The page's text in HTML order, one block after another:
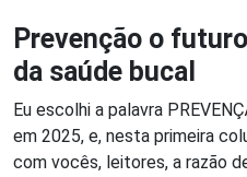
Prevenção o
da saúde bucal
Eu escolhi a palavra
em 2025, e, nesta primeira
com vocês, leitores, a razão